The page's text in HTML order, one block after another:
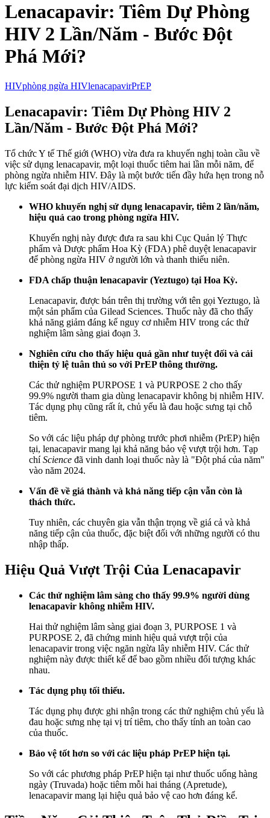
Lenacapavir: Tiêm Dự Phòng
HIV 2 Lần/Năm - Bước Đột
Phá Mới?
HIVphòng ngừa HIVlenacapavirPrEP
Lenacapavir: Tiêm Dự Phòng HIV 2
Lần/Năm - Bước Đột Phá Mới?
Tổ chức Y tế Thế giới (WHO) vừa đưa ra khuyến nghị toàn cầu về
việc sử dụng lenacapavir, một loại thuốc tiêm hai lần mỗi năm, để
phòng ngừa nhiễm HIV. Đây là một bước tiến đầy hứa hẹn trong nỗ
lực kiểm soát đại dịch HIV/AIDS.
WHO khuyến nghị sử dụng lenacapavir, tiêm 2 lần/năm,
hiệu quả cao trong phòng ngừa HIV.
Khuyến nghị này được đưa ra sau khi Cục Quản lý Thực
phẩm và Dược phẩm Hoa Kỳ (FDA) phê duyệt lenacapavir
để phòng ngừa HIV ở người lớn và thanh thiếu niên.
FDA chấp thuận lenacapavir (Yeztugo) tại Hoa Kỳ.
Lenacapavir, được bán trên thị trường với tên gọi Yeztugo, là
một sản phẩm của Gilead Sciences. Thuốc này đã cho thấy
khả năng giảm đáng kể nguy cơ nhiễm HIV trong các thử
nghiệm lâm sàng giai đoạn 3.
Nghiên cứu cho thấy hiệu quả gần như tuyệt đối và cải
thiện tỷ lệ tuân thủ so với PrEP thông thường.
Các thử nghiệm PURPOSE 1 và PURPOSE 2 cho thấy
99.9% người tham gia dùng lenacapavir không bị nhiễm HIV.
Tác dụng phụ cũng rất ít, chủ yếu là đau hoặc sưng tại chỗ
tiêm.
So với các liệu pháp dự phòng trước phơi nhiễm (PrEP) hiện
tại, lenacapavir mang lại khả năng bảo vệ vượt trội hơn. Tạp
chíScience đã vinh danh loại thuốc này là "Đột phá của năm"
vào năm 2024.
Vấn đề về giá thành và khả năng tiếp cận vẫn còn là
thách thức.
Tuy nhiên, các chuyên gia vẫn thận trọng về giá cả và khả
năng tiếp cận của thuốc, đặc biệt đối với những người có thu
nhập thấp.
Hiệu Quả Vượt Trội Của Lenacapavir
Các thử nghiệm lâm sàng cho thấy 99.9% người dùng
lenacapavir không nhiễm HIV.
Hai thử nghiệm lâm sàng giai đoạn 3, PURPOSE 1 và
PURPOSE 2, đã chứng minh hiệu quả vượt trội của
lenacapavir trong việc ngăn ngừa lây nhiễm HIV. Các thử
nghiệm này được thiết kế để bao gồm nhiều đối tượng khác
nhau.
Tác dụng phụ tối thiểu.
Tác dụng phụ được ghi nhận trong các thử nghiệm chủ yếu là
đau hoặc sưng nhẹ tại vị trí tiêm, cho thấy tính an toàn cao
của thuốc.
Bảo vệ tốt hơn so với các liệu pháp PrEP hiện tại.
So với các phương pháp PrEP hiện tại như thuốc uống hàng
ngày (Truvada) hoặc tiêm mỗi hai tháng (Apretude),
lenacapavir mang lại hiệu quả bảo vệ cao hơn đáng kể.